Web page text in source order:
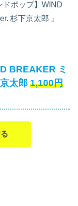
ドポップ】WIND
杉下京太郎 』
BREAKER ミ
太郎 1,100円